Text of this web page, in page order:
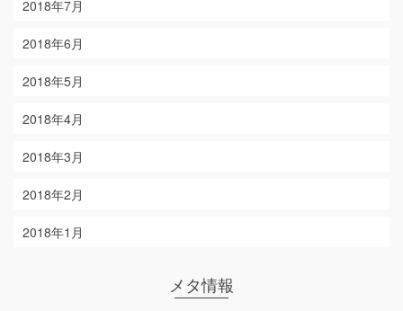
2018年7月
2018年6月
2018年5月
2018年4月
2018年3月
2018年2月
2018年1月
メタ情報